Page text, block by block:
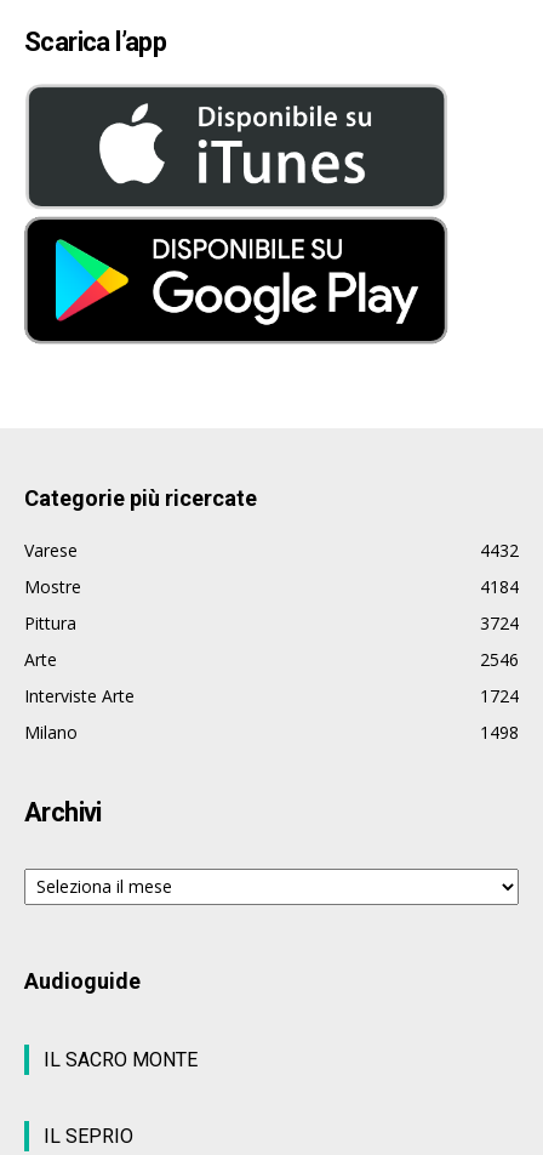
Scarica l’app
Categorie più ricercate
Varese
4432
Mostre
4184
Pittura
3724
Arte
2546
Interviste Arte
1724
Milano
1498
Archivi
Archivi
Audioguide
IL SACRO MONTE
IL SEPRIO